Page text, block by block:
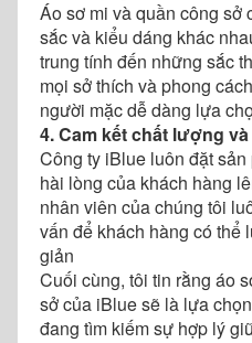
Áo sơ mi và quần công sở
sắc và kiểu dáng khác
trung tính đến những sắc
mọi sở thích và phong
người mặc dễ dàng lựa
4. Cam kết chất lượng
Công ty iBlue luôn đặt
hài lòng của khách hàng
nhân viên của chúng tôi
vấn để khách hàng có thể
giản
Cuối cùng, tôi tin rằng áo
sở của iBlue sẽ là lựa
đang tìm kiếm sự hợp lý